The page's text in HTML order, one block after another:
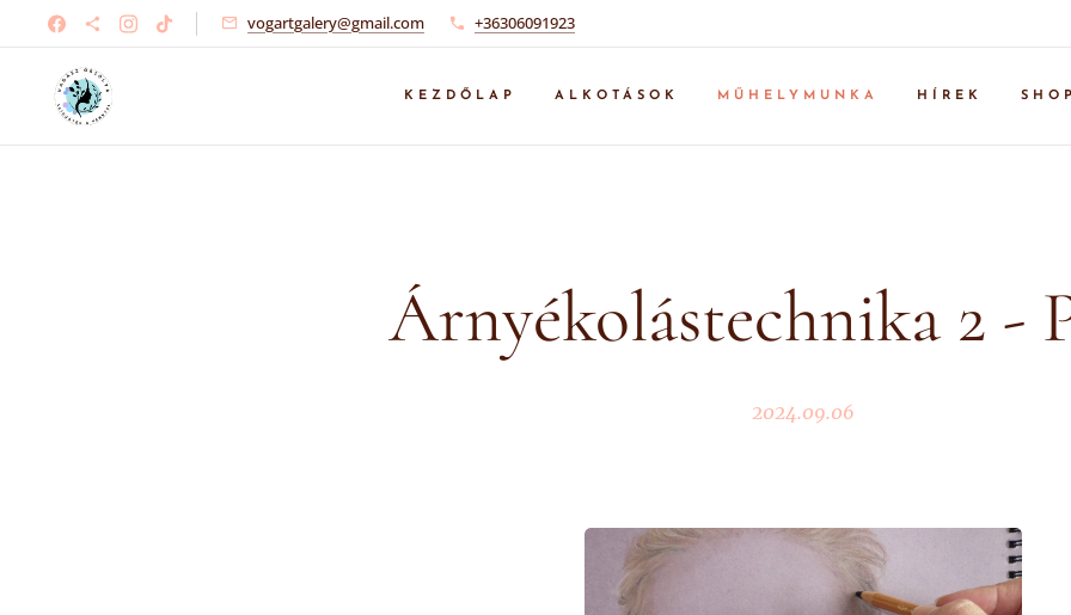
vogartgalery@gmail.com +36306091923
KEZDŐLAP ALKOTÁSOK MŰHELYMUNKA HÍREK
Árnyékolástechnika 2 -
2024.09.06